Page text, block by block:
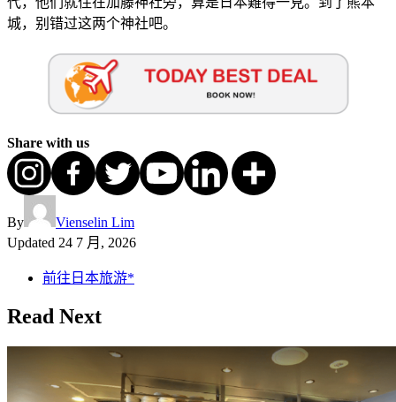
城，别错过这两个神社吧。
Share with us
By
Vienselin Lim
Updated 24 7 月, 2026
前往日本旅游*
Read Next